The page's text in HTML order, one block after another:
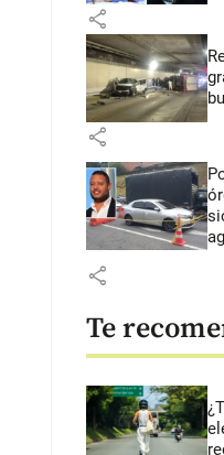
share
share
share
Te